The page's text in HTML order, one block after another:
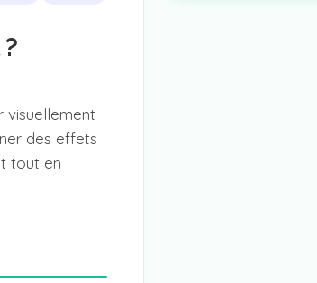
visuellement
des effets
tout en